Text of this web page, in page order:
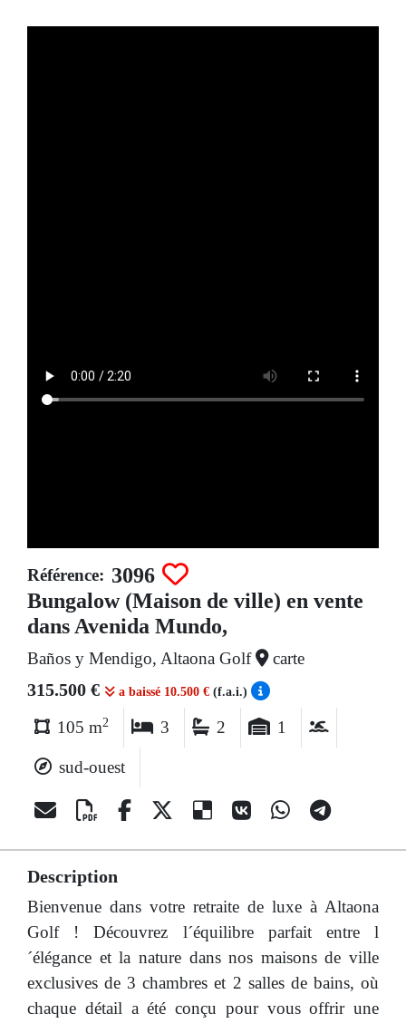
Référence: 3096
Bungalow (Maison de ville) en vente
dans Avenida Mundo,
Baños y Mendigo, Altaona Golf carte
315.500 € a baissé 10.500 € (f.a.i.)
105 m2 3 2 1
sud-ouest
Description
Bienvenue dans votre retraite de luxe à Altaona
Golf ! Découvrez l´équilibre parfait entre l
´élégance et la nature dans nos maisons de ville
exclusives de 3 chambres et 2 salles de bains, où
chaque détail a été conçu pour vous offrir une